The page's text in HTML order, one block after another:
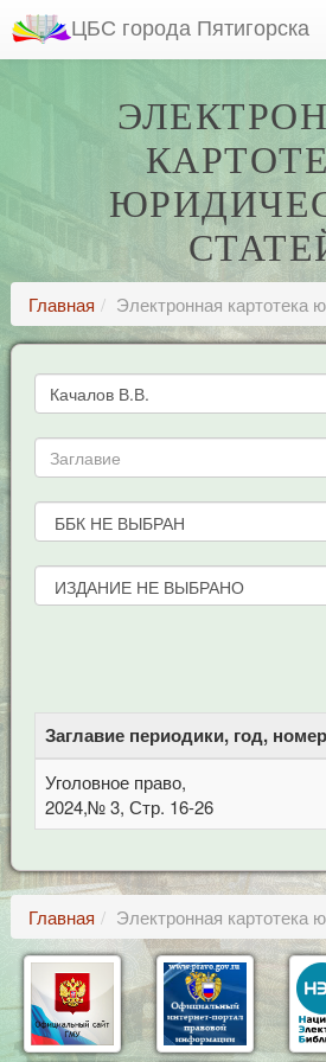
ЦБС города Пятигорска
Главная Электронная картотека
Заглавие периодики, год,
Уголовное право,
2024,№ 3, Стр. 16-26
Главная Электронная картотека